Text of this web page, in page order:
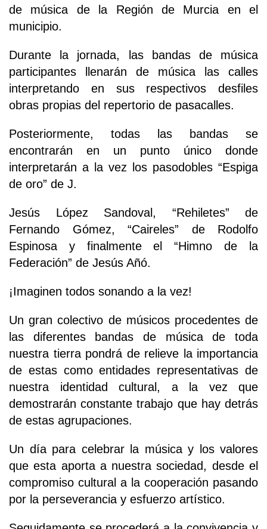
de música de la Región de Murcia en el
municipio.
Durante la jornada, las bandas de música
participantes llenarán de música las calles
interpretando en sus respectivos desfiles
obras propias del repertorio de pasacalles.
Posteriormente, todas las bandas se
encontrarán en un punto único donde
interpretarán a la vez los pasodobles “Espiga
de oro” de J.
Jesús López Sandoval, “Rehiletes” de
Fernando Gómez, “Caireles” de Rodolfo
Espinosa y finalmente el “Himno de la
Federación” de Jesús Añó.
¡Imaginen todos sonando a la vez!
Un gran colectivo de músicos procedentes de
las diferentes bandas de música de toda
nuestra tierra pondrá de relieve la importancia
de estas como entidades representativas de
nuestra identidad cultural, a la vez que
demostrarán constante trabajo que hay detrás
de estas agrupaciones.
Un día para celebrar la música y los valores
que esta aporta a nuestra sociedad, desde el
compromiso cultural a la cooperación pasando
por la perseverancia y esfuerzo artístico.